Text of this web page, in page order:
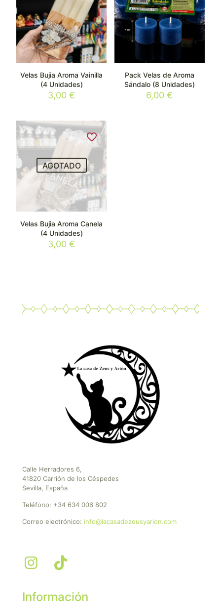
Velas Bujia Aroma Vainilla
(4 Unidades)
3,00€
Pack Velas de Aroma
Sándalo (8 Unidades)
6,00€
AGOTADO
Velas Bujia Aroma Canela
(4 Unidades)
3,00€
Calle Herradores 6,
41820 Carrión de los Céspedes
Sevilla, España
Teléfono: +34 634 006 802
Correo electrónico: info@lacasadezeusyarion.com
Información